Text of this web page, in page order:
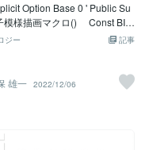
Option Base 0 ' Public Su
描画マクロ() Const BIF
= 90 '描画開始位置Ｘ
BIFUVSPC = 25
Const BIFUHSPC =
間隔 ' Const BIFU
BIFULNWT = 3 '線
記事
ジー
雄一 2022/12/06